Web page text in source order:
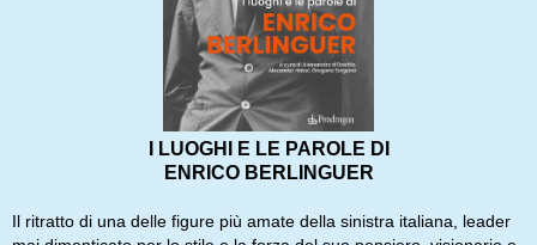
I LUOGHI E LE PAROLE DI
ENRICO BERLINGUER
Il ritratto di una delle figure più amate della sinistra italiana, leader